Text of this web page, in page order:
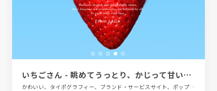
いちごさん - 眺めてうっとり、かじって甘い。佐賀県産いちご
かわいい、タイポグラフィー、ブランド・サービスサイト、ポップ、レッド系、飲料・食品